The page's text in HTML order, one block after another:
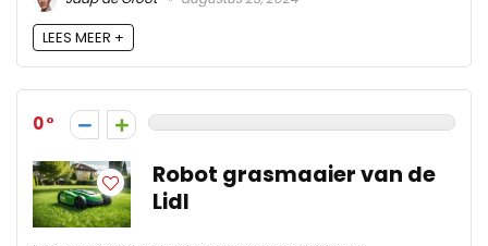
LEES MEER +
0
Robot grasmaaier van de
Lidl